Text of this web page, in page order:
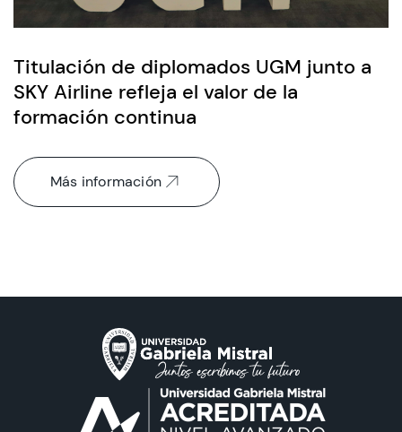
Titulación de diplomados UGM junto a
SKY Airline refleja el valor de la
formación continua
Más información